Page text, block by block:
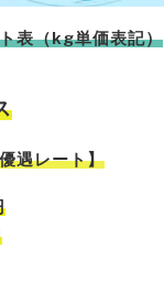
表（kg単価表記）
遇レート】